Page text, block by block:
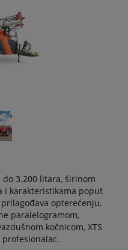
3.200 litara, širinom
i karakteristikama poput
opterećenju,
paralelogramom,
kočnicom, XTS